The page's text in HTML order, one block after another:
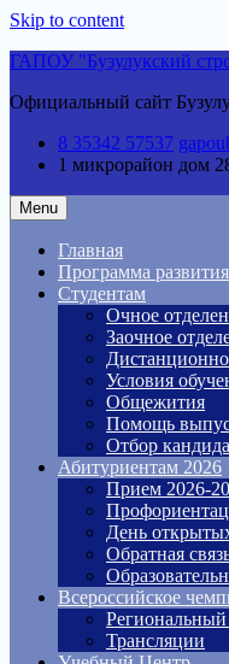
Skip to content
ГАПОУ "Бузулукский
Официальный сайт
8 35342 57537
1 микрорайон дом
Menu
Главная
Программа развития
Студентам
Очное
Заочное
Условия
Общежития
Помощь
Отбор
Абитуриентам 2026
Прием 2026-
День
Обратная
Всероссийское
Трансляции